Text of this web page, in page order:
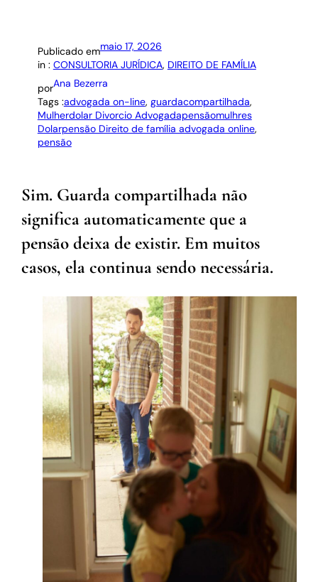
Publicado emmaio 17, 2026
in : CONSULTORIA JURÍDICA, DIREITO DE FAMÍLIA
porAna Bezerra
Tags :advogada on-line, guardacompartilhada
Mulherdolar Divorcio Advogadapensãomulhres
Dolarpensão Direito de família advogada online
pensão
Sim. Guarda compartilhada não
significa automaticamente que a
pensão deixa de existir. Em muitos
casos, ela continua sendo necessária.